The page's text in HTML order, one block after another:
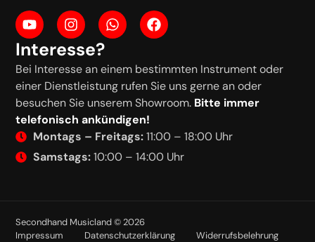
Interesse?
Bei Interesse an einem bestimmten Instrument oder
einer Dienstleistung rufen Sie uns gerne an oder
besuchen Sie unserem Showroom. Bitte immer
telefonisch ankündigen!
Montags – Freitags:11:00 – 18:00 Uhr
Samstags:10:00 – 14:00 Uhr
Secondhand Musicland © 2026
Impressum
Datenschutzerklärung
Widerrufsbelehrung